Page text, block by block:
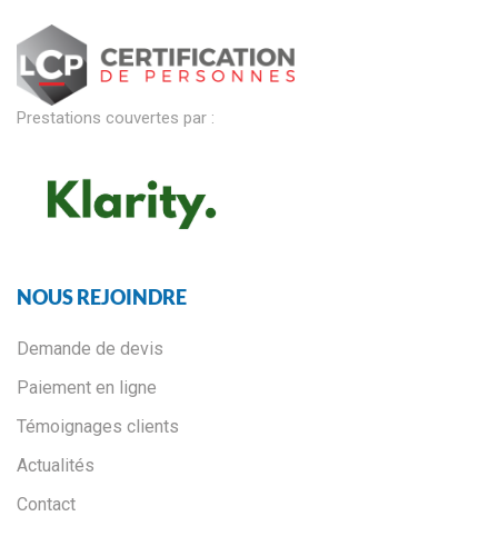
Prestations couvertes par :
NOUS REJOINDRE
Demande de devis
Paiement en ligne
Témoignages clients
Actualités
Contact